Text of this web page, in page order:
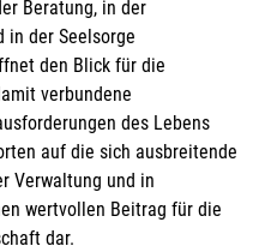
Beratung, in der
in der Seelsorge
den Blick für die
verbundene
des Lebens
auf die sich ausbreitende
Verwaltung und in
wertvollen Beitrag für die
dar.